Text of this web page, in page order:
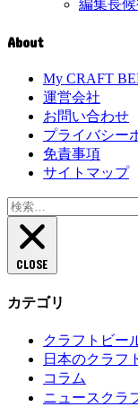
編集長
About
My CRAFT
運営会社
お問い合わせ
プライバシー
免責事項
サイトマップ
検
索:
CLOSE
カテゴリ
クラフトビー
日本のクラフ
コラム
ニュース クラ